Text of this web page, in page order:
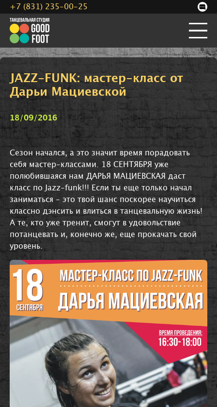
JAZZ-FUNK: мастер-класс от
Дарьи Мациевской
18/09/2016
Сезон начался, а это значит время порадовать
себя мастер-классами. 18 СЕНТЯБРЯ уже
полюбившаяся нам ДАРЬЯ МАЦИЕВСКАЯ даст
класс по Jazz-funk!!! Если ты еще только начал
заниматься - это твой шанс поскорее научиться
классно дэнсить и влиться в танцевальную жизнь!
А те, кто уже тренит, смогут в удовольствие
потанцевать и, конечно же, еще прокачать свой
уровень.
+7 (831) 235-00-25